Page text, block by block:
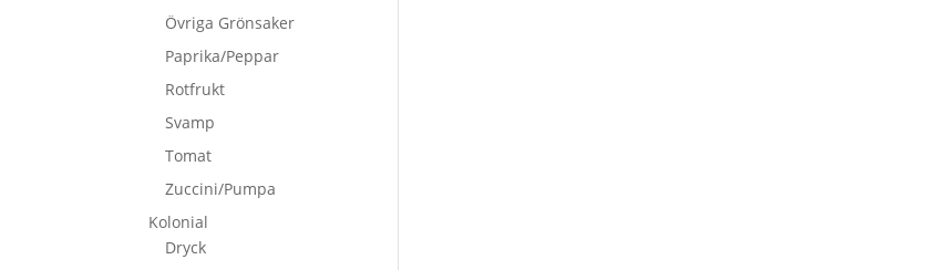
Övriga Grönsaker
Paprika/Peppar
Rotfrukt
Svamp
Tomat
Zuccini/Pumpa
Kolonial
Dryck